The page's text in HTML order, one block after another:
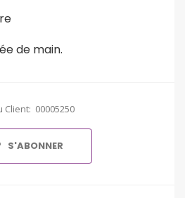
de main.
Client: 00005250
S'ABONNER